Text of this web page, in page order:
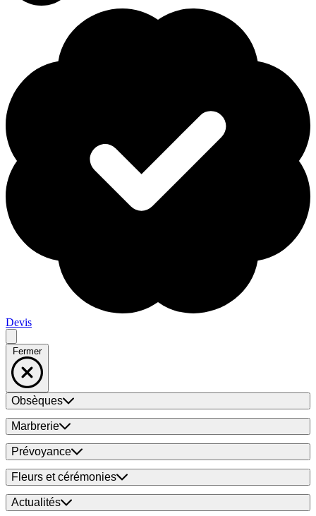
Devis
Fermer
Obsèques
Marbrerie
Prévoyance
Fleurs et cérémonies
Actualités